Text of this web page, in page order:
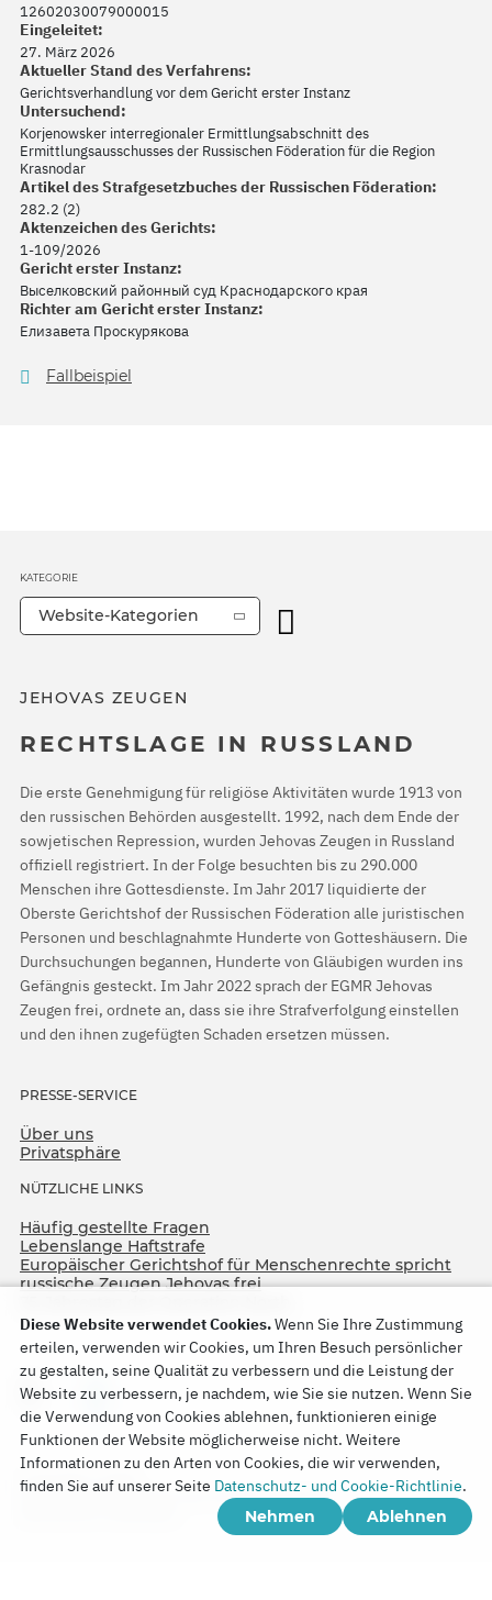
12602030079000015
Eingeleitet:
27. März 2026
Aktueller Stand des Verfahrens:
Gerichtsverhandlung vor dem Gericht erster Instanz
Untersuchend:
Korjenowsker interregionaler Ermittlungsabschnitt des
Ermittlungsausschusses der Russischen Föderation für die Region
Krasnodar
Artikel des Strafgesetzbuches der Russischen Föderation:
282.2 (2)
Aktenzeichen des Gerichts:
1-109/2026
Gericht erster Instanz:
Выселковский районный суд Краснодарского края
Richter am Gericht erster Instanz:
Елизавета Проскурякова
Fallbeispiel
JEHOVAS ZEUGEN
RECHTSLAGE IN RUSSLAND
Die erste Genehmigung für religiöse Aktivitäten wurde 1913 von
den russischen Behörden ausgestellt. 1992, nach dem Ende der
sowjetischen Repression, wurden Jehovas Zeugen in Russland
offiziell registriert. In der Folge besuchten bis zu 290.000
Menschen ihre Gottesdienste. Im Jahr 2017 liquidierte der
Oberste Gerichtshof der Russischen Föderation alle juristischen
Personen und beschlagnahmte Hunderte von Gotteshäusern. Die
Durchsuchungen begannen, Hunderte von Gläubigen wurden ins
Gefängnis gesteckt. Im Jahr 2022 sprach der EGMR Jehovas
Zeugen frei, ordnete an, dass sie ihre Strafverfolgung einstellen
und den ihnen zugefügten Schaden ersetzen müssen.
PRESSE-SERVICE
Über uns
Privatsphäre
NÜTZLICHE LINKS
Häufig gestellte Fragen
Lebenslange Haftstrafe
Europäischer Gerichtshof für Menschenrechte spricht
russische Zeugen Jehovas frei
KATEGORIE
Website-Kategorien
Copyright © 2026
Watch Tower Bible and Tract Society of Korea.
Diese Website verwendet Cookies.Wenn Sie Ihre Zustimmung
erteilen, verwenden wir Cookies, um Ihren Besuch persönlicher
zu gestalten, seine Qualität zu verbessern und die Leistung der
Website zu verbessern, je nachdem, wie Sie sie nutzen. Wenn Sie
die Verwendung von Cookies ablehnen, funktionieren einige
Funktionen der Website möglicherweise nicht. Weitere
Informationen zu den Arten von Cookies, die wir verwenden,
finden Sie auf unserer Seite Datenschutz- und Cookie-Richtlinie.
Nehmen
Ablehnen